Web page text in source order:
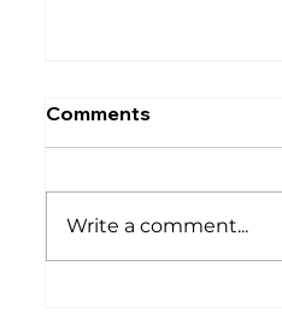
टर्निंग पॉईंट:
Comments
Write a comment...